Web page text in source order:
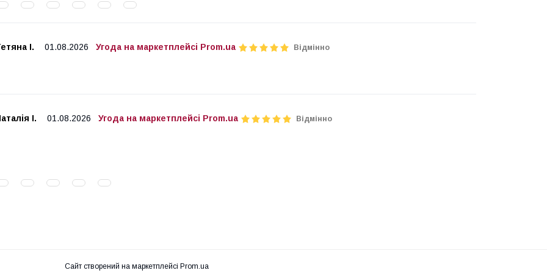
І. 01.08.2026 Угода на маркетплейсі Prom.ua Відмінно
І. 01.08.2026 Угода на маркетплейсі Prom.ua Відмінно
Сайт створений на маркетплейсі Prom.ua